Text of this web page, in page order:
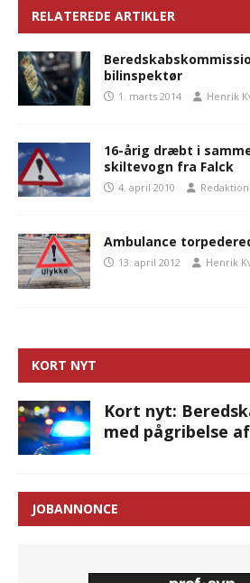
RELATEREDE ARTIKLER
bilinspektør
1. marts 2014 Henrik
16-årig dræbt i
skiltevogn fra Falck
4. april 2010
Ambulance
13. april 2012 Henrik
KORT NYT
Kort nyt:
med pågribelse
JOBANNONCE